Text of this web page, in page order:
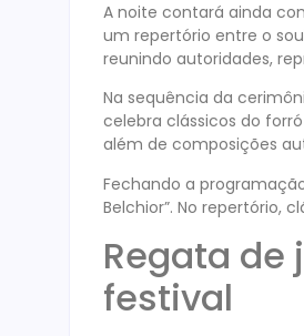
A noite contará ainda
um repertório entre o
reunindo autoridades,
Na sequência da
celebra clássicos do
além de composições
Fechando a
Belchior”. No repertório,
Regata
festival